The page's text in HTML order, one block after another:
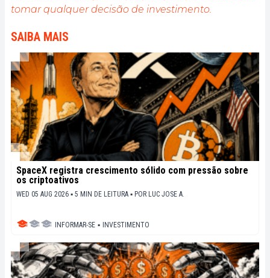
décrypter les tendances du marché, de relayer les
dernières innovations technologiques et de mettre
sociétaux de cette révolution en marche.
tomar qualquer decisão de investimento.
SAIBA MAIS
SpaceX registra crescimento sólido com pressão sobre
os criptoativos
WED 05 AUG 2026 ▪ 5 MIN DE LEITURA ▪ POR LUC JOSE A.
INFORMAR-SE ▪ INVESTIMENTO